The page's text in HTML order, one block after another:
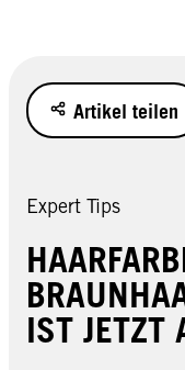
Artikel teilen
Expert Tips
IST JETZT